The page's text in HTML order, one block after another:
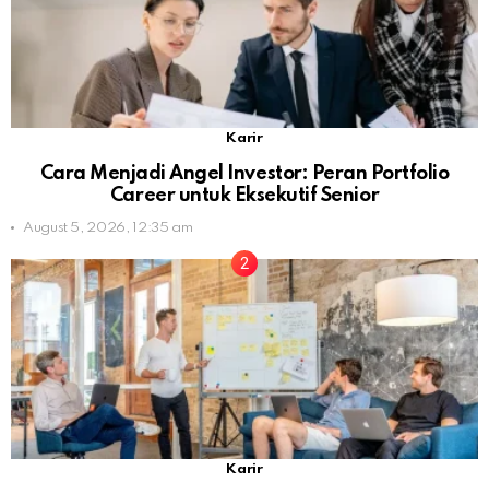
Karir
Cara Menjadi Angel Investor: Peran Portfolio
Career untuk Eksekutif Senior
August 5, 2026, 12:35 am
Karir